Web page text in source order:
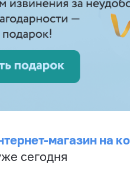
магазин на
сегодня